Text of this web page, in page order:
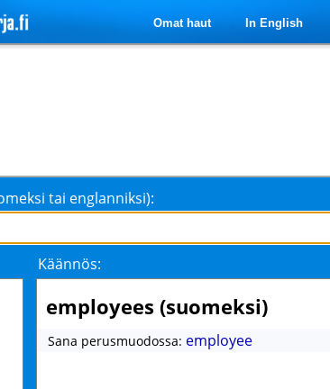
Omat haut In English
tai englanniksi):
Käännös:
employees (suomeksi)
Sana perusmuodossa: employee